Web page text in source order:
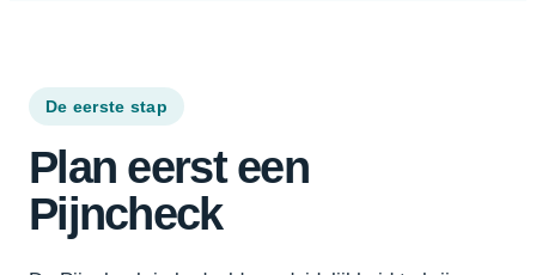
De eerste stap
Plan eerst een
Pijncheck